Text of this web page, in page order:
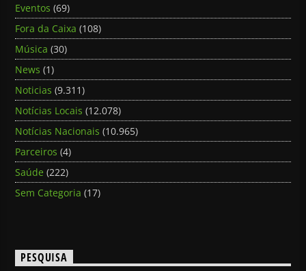
Eventos (69)
Fora da Caixa (108)
Música (30)
News (1)
Noticias (9.311)
Notícias Locais (12.078)
Notícias Nacionais (10.965)
Parceiros (4)
Saúde (222)
Sem Categoria (17)
PESQUISA